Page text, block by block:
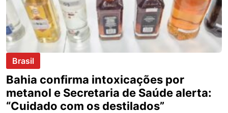
Brasil
Bahia confirma intoxicações por
metanol e Secretaria de Saúde alerta:
“Cuidado com os destilados”